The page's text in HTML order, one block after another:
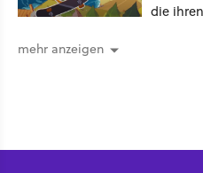
die
mehr anzeigen